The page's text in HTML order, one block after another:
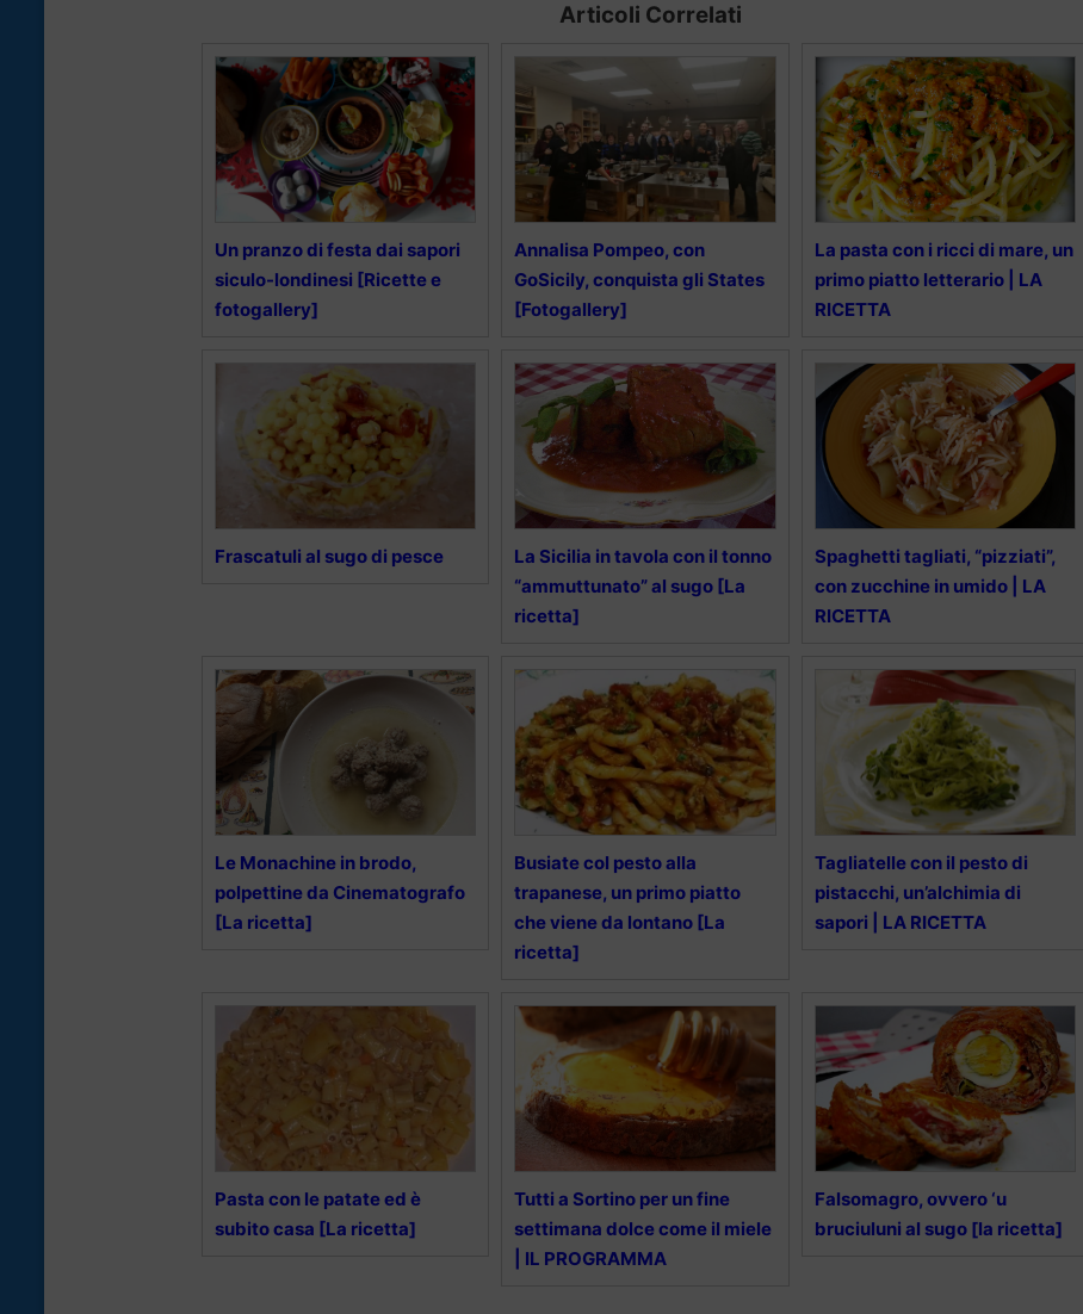
Articoli Correlati
Un pranzo di festa dai sapori
siculo-londinesi [Ricette e
fotogallery]
Annalisa Pompeo, con
GoSicily, conquista gli States
[Fotogallery]
La pasta con i ricci di mare, un
primo piatto letterario | LA
RICETTA
Frascatuli al sugo di pesce
La Sicilia in tavola con il tonno
“ammuttunato” al sugo [La
ricetta]
Spaghetti tagliati, “pizziati”,
con zucchine in umido | LA
RICETTA
Le Monachine in brodo,
polpettine da Cinematografo
[La ricetta]
Busiate col pesto alla
trapanese, un primo piatto
che viene da lontano [La
ricetta]
Tagliatelle con il pesto di
pistacchi, un’alchimia di
sapori | LA RICETTA
Pasta con le patate ed è
subito casa [La ricetta]
Tutti a Sortino per un fine
settimana dolce come il miele
| IL PROGRAMMA
Falsomagro, ovvero ‘u
bruciuluni al sugo [la ricetta]